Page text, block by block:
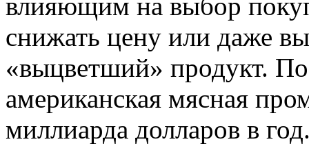
снижать цену или даже
«выцветший» продукт.
американская мясная
миллиарда долларов в